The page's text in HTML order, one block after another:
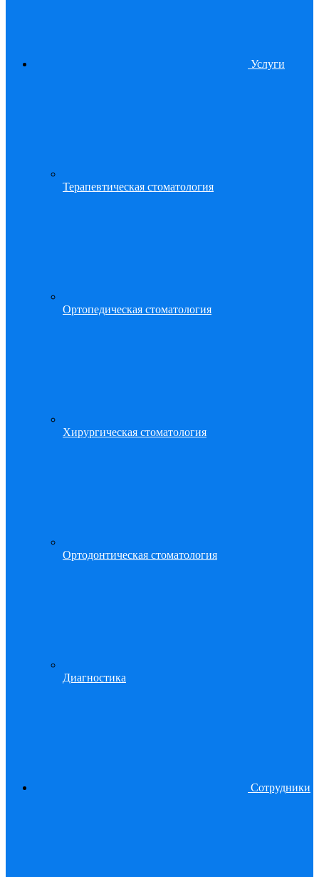
Услуги
Терапевтическая стоматология
Ортопедическая стоматология
Хирургическая стоматология
Ортодонтическая стоматология
Диагностика
Сотрудники